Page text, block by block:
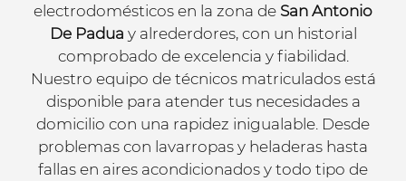
electrodomésticos en la zona de San Antonio
De Padua y alrederdores, con un historial
comprobado de excelencia y fiabilidad.
Nuestro equipo de técnicos matriculados está
disponible para atender tus necesidades a
domicilio con una rapidez inigualable. Desde
problemas con lavarropas y heladeras hasta
fallas en aires acondicionados y todo tipo de